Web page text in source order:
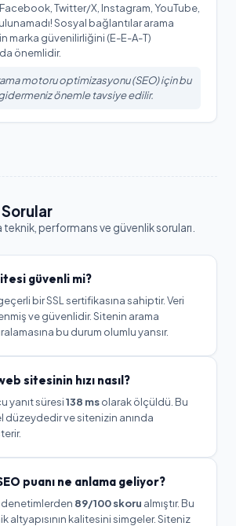
Twitter/X, Instagram, YouTube,
Sosyal bağlantılar arama
marka güvenilirliğini (E-E-A-T)
önemlidir.
motoru optimizasyonu (SEO) için bu
önemle tavsiye edilir.
Sorular
teknik, performans ve güvenlik soruları.
güvenli mi?
bir SSL sertifikasına sahiptir. Veri
ve güvenlidir. Sitenin arama
bu durum olumlu yansır.
sitesinin hızı nasıl?
yanıt süresi138 msolarak ölçüldü. Bu
düzeydedir ve sitenizin anında
puanı ne anlama geliyor?
89/100 skoru almıştır. Bu
altyapısının kalitesini simgeler.Siteniz